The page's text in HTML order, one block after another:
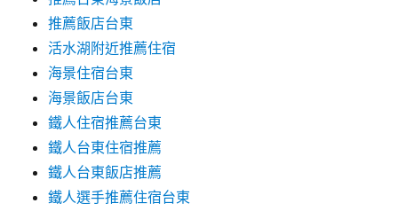
推薦飯店台東
活水湖附近推薦住宿
海景住宿台東
海景飯店台東
鐵人住宿推薦台東
鐵人台東住宿推薦
鐵人台東飯店推薦
鐵人選手推薦住宿台東